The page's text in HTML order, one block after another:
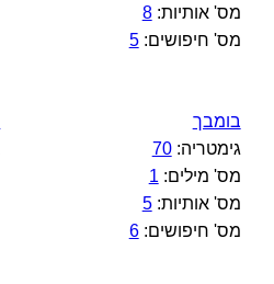
מס' אותיות:8
מס' חיפושים:5
בומבך
גימטריה:70
מס' מילים: 1
מס' אותיות:5
מס' חיפושים:6